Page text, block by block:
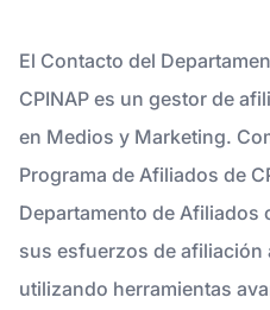
El Contacto del
CPINAP es un gestor de
en Medios y Marketing.
Programa de Afiliados de
Departamento de Afiliados
sus esfuerzos de afiliación
utilizando herramientas